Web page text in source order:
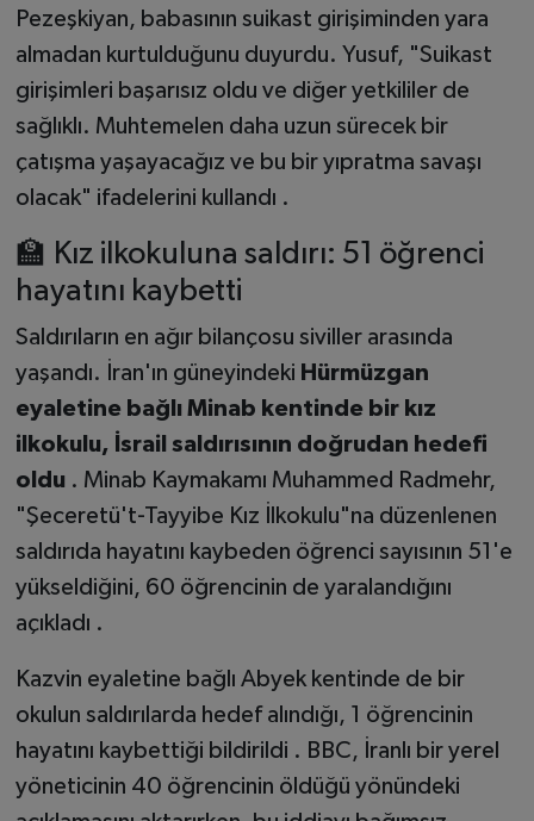
Pezeşkiyan, babasının suikast girişiminden yara
almadan kurtulduğunu duyurdu. Yusuf, "Suikast
girişimleri başarısız oldu ve diğer yetkililer de
sağlıklı. Muhtemelen daha uzun sürecek bir
çatışma yaşayacağız ve bu bir yıpratma savaşı
olacak" ifadelerini kullandı .
🏫 Kız ilkokuluna saldırı: 51 öğrenci
hayatını kaybetti
Saldırıların en ağır bilançosu siviller arasında
yaşandı. İran'ın güneyindeki Hürmüzgan
eyaletine bağlı Minab kentinde bir kız
ilkokulu, İsrail saldırısının doğrudan hedefi
oldu. Minab Kaymakamı Muhammed Radmehr,
"Şeceretü't-Tayyibe Kız İlkokulu"na düzenlenen
saldırıda hayatını kaybeden öğrenci sayısının 51'e
yükseldiğini, 60 öğrencinin de yaralandığını
açıkladı .
Kazvin eyaletine bağlı Abyek kentinde de bir
okulun saldırılarda hedef alındığı, 1 öğrencinin
hayatını kaybettiği bildirildi . BBC, İranlı bir yerel
yöneticinin 40 öğrencinin öldüğü yönündeki